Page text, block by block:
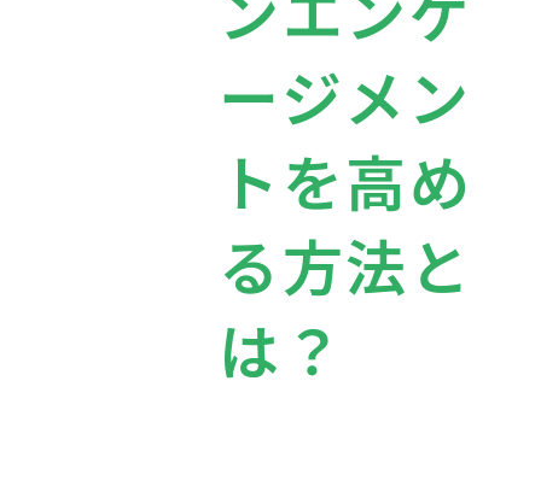
ージメン
トを高め
る方法と
は？